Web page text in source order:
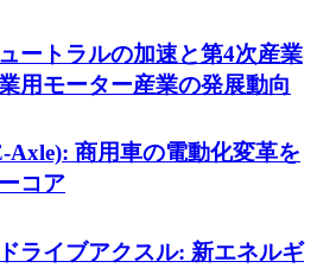
ートラルの加速と第4次産業
用モーター産業の発展動向
Axle): 商用車の電動化変革を
コア
ライブアクスル: 新エネルギ